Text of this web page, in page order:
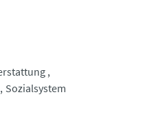
Sozialsystem